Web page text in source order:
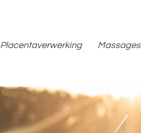
Placentaverwerking Massages